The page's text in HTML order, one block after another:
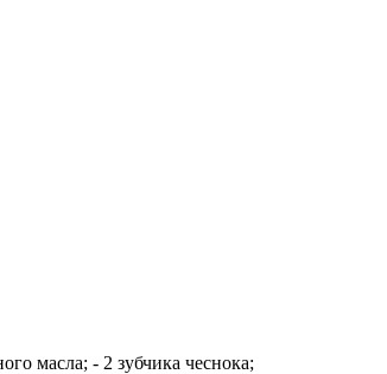
масла; - 2 зубчика чеснока;